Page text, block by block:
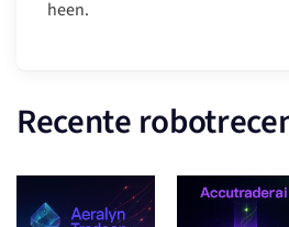
heen.
Recente